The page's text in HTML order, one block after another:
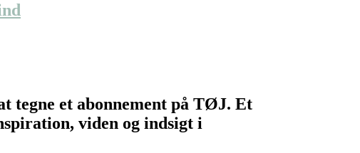
tegne et abonnement på TØJ. Et
viden og indsigt i